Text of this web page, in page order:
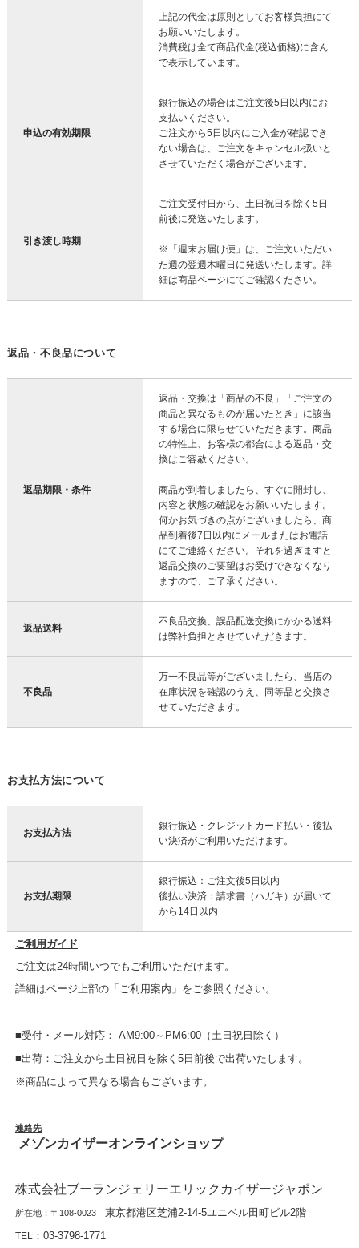
上記の代金は原則としてお客様負担にて
お願いいたします。
消費税は全て商品代金(税込価格)に含ん
で表示しています。
申込の有効期限
銀行振込の場合はご注文後5日以内にお
支払いください。
ご注文から5日以内にご入金が確認でき
ない場合は、ご注文をキャンセル扱いと
させていただく場合がございます。
引き渡し時期
ご注文受付日から、土日祝日を除く5日
前後に発送いたします。
※「週末お届け便」は、ご注文いただい
た週の翌週木曜日に発送いたします。詳
細は商品ページにてご確認ください。
返品・不良品について
返品期限・条件
返品・交換は「商品の不良」「ご注文の
商品と異なるものが届いたとき」に該当
する場合に限らせていただきます。商品
の特性上、お客様の都合による返品・交
換はご容赦ください。
商品が到着しましたら、すぐに開封し、
内容と状態の確認をお願いいたします。
何かお気づきの点がございましたら、商
品到着後7日以内にメールまたはお電話
にてご連絡ください。それを過ぎますと
返品交換のご要望はお受けできなくなり
ますので、ご了承ください。
返品送料
不良品交換、誤品配送交換にかかる送料
は弊社負担とさせていただきます。
不良品
万一不良品等がございましたら、当店の
在庫状況を確認のうえ、同等品と交換さ
せていただきます。
お支払方法について
お支払方法
銀行振込・クレジットカード払い・後払
い決済がご利用いただけます。
お支払期限
銀行振込：ご注文後5日以内
後払い決済：請求書（ハガキ）が届いて
から14日以内
ご利用ガイド
ご注文は24時間いつでもご利用いただけます。
詳細はページ上部の「ご利用案内」をご参照ください。
■受付・メール対応： AM9:00～PM6:00（土日祝日除く）
■出荷：ご注文から土日祝日を除く5日前後で出荷いたします。
※商品によって異なる場合もございます。
連絡先
メゾンカイザーオンラインショップ
株式会社ブーランジェリーエリックカイザージャポン
所在地：〒108-0023 東京都港区芝浦2-14-5ユニベル田町ビル2階
TEL ： 03-3798-1771